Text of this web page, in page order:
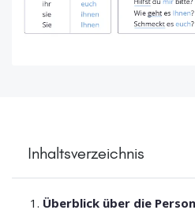
Inhaltsverzeichnis
Überblick über die